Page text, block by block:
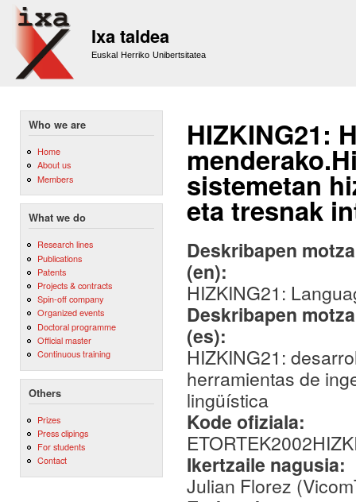
Ixa taldea
Euskal Herriko Unibertsitatea
Who we are
Home
About us
Members
What we do
Research lines
Publications
Patents
Projects & contracts
Spin-off company
Organized events
Doctoral programme
Official master
Continuous training
Others
Prizes
Press clipings
For students
Contact
HIZKING21:
sistemetan
eta tresnak
Deskribapen
(en):
HIZKING21:
Deskribapen
(es):
HIZKING21:
herramientas de
lingüística
Kode ofiziala:
Ikertzaile nagusia:
Julian Florez